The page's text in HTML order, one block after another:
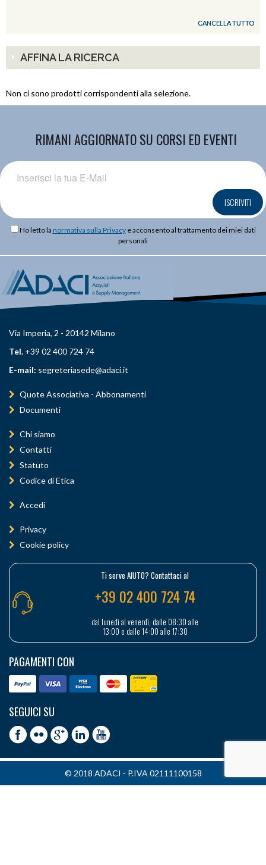
CANCELLA TUTTO
AFFINA LA RICERCA
Non ci sono prodotti corrispondenti alla selezione.
RIMANI AGGIORNATO SU CORSI ED EVENTI
ISCRIVITI
Ho letto la normativa sulla Privacye acconsento al trattamento dei miei dati
personali
Via Imperia, 2 - 20142 Milano
Tel. +39 02 400 724 74
E-mail: segreteriasede@adaci.it
Quote Associativa - Abbonamenti
Documenti
Chi siamo
Contatti
Statuto
Codice di Etica
Accedi
Privacy
Cookie policy
Ti serve AIUTO? Contattaci al
+39 02 400 724 74
dal lunedì al venerdì, dalle 08:30 alle
13:00 e dalle 14:00 alle 17:30
PAGAMENTI CON
SEGUICI SU
© 2018 ADACI - P.IVA 02111100158